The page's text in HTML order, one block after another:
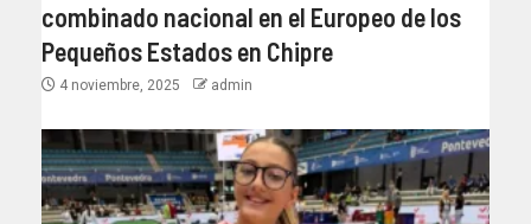
combinado nacional en el Europeo de los
Pequeños Estados en Chipre
4 noviembre, 2025 admin